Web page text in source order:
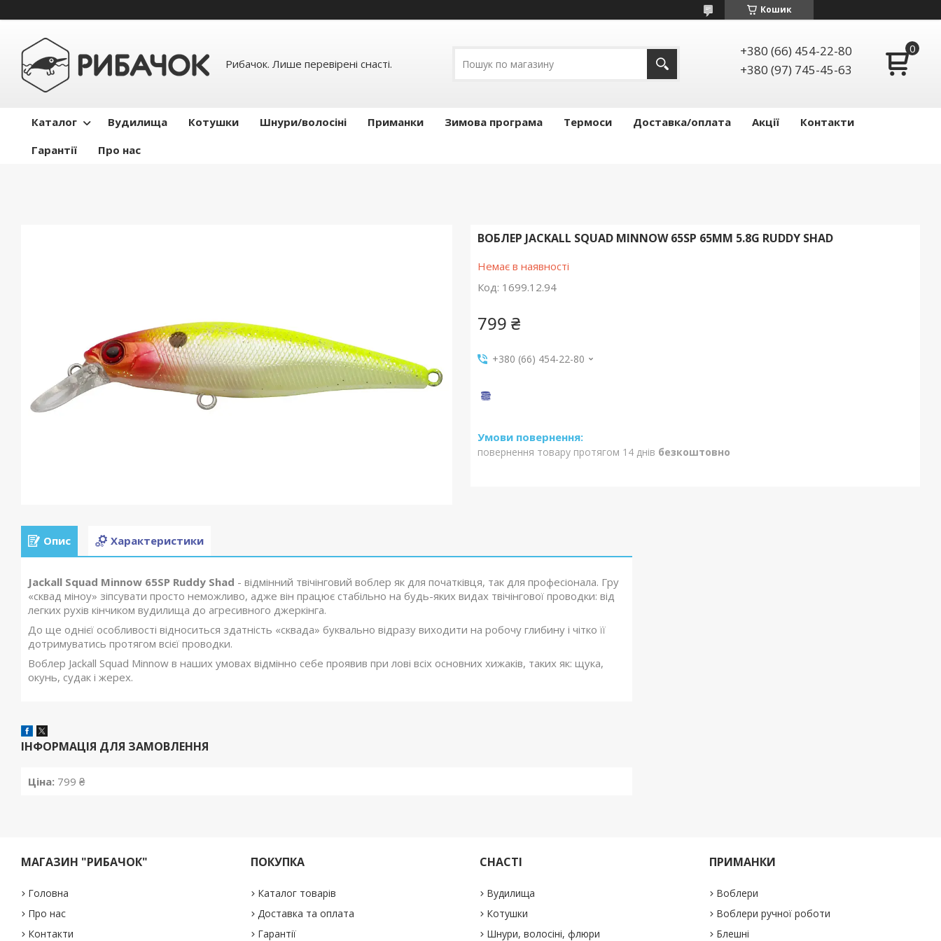
Кошик
Рибачок. Лише перевірені снасті.
+380 (66) 454-22-80
+380 (97) 745-45-63
Каталог Вудилища Котушки Шнури/волосіні Приманки Зимова програма Термоси Доставка/оплата Акції
Контакти
Гарантії
Про нас
ВОБЛЕР JACKALL SQUAD MINNOW 65SP 65MM 5.8G RUDDY SHAD
Немає в наявності
Код: 1699.12.94
799 ₴
+380 (66) 454-22-80
повернення товару протягом 14 днів безкоштовно
Опис Характеристики
Jackall Squad Minnow 65SP Ruddy Shad - відмінний твічінговий воблер як для початківця, так для професіонала. Гру
«сквад міноу» зіпсувати просто неможливо, адже він працює стабільно на будь-яких видах твічінгової проводки: від
легких рухів кінчиком вудилища до агресивного джеркінга.
До ще однієї особливості відноситься здатність «сквада» буквально відразу виходити на робочу глибину і чітко її
дотримуватись протягом всієї проводки.
Воблер Jackall Squad Minnow в наших умовах відмінно себе проявив при лові всіх основних хижаків, таких як: щука,
окунь, судак і жерех.
ІНФОРМАЦІЯ ДЛЯ ЗАМОВЛЕННЯ
Ціна: 799 ₴
МАГАЗИН "РИБАЧОК"
Головна
Про нас
Контакти
ПОКУПКА
Каталог товарів
Доставка та оплата
Гарантії
СНАСТІ
Вудилища
Котушки
Шнури, волосіні, флюри
ПРИМАНКИ
Воблери
Воблери ручної роботи
Блешні